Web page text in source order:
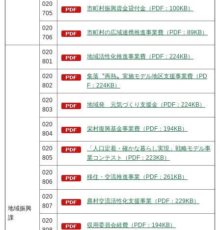
020
705
市町村振興資金貸付金（PDF：100KB）
020
706
市町村の広域連携推進事業費（PDF：89KB）
地域振興
課
020
801
地域活性化推進事業費（PDF：224KB）
020
802
集落〝再熱〟実施モデル地区支援事業費（PD
F：224KB）
020
803
地域発 元気づくり支援金（PDF：224KB）
020
804
栄村復興基金事業費（PDF：194KB）
020
805
「人口定着・確かな暮らし実現」戦略モデル事
業コンテスト（PDF：223KB）
020
806
移住・交流推進事業（PDF：261KB）
020
807
農村交流活性化支援事業（PDF：229KB）
020
収用委員会経費（PDF：194KB）